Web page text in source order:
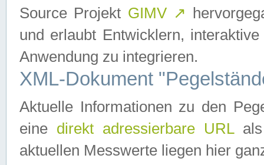
Source Projekt GIMV ↗
und erlaubt Entwicklern,
Anwendung zu integrieren.
XML-Dokument
Aktuelle Informationen zu den
eine direkt adressierbare URLals
aktuellen Messwerte liegen hier